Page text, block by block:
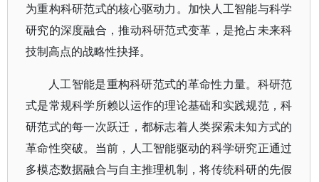
为重构科研范式的核心驱动力。加快人工智能与科学
研究的深度融合，推动科研范式变革，是抢占未来科
技制高点的战略性抉择。
人工智能是重构科研范式的革命性力量。科研范
式是常规科学所赖以运作的理论基础和实践规范，科
研范式的每一次跃迁，都标志着人类探索未知方式的
革命性突破。当前，人工智能驱动的科学研究正通过
多模态数据融合与自主推理机制，将传统科研的先假